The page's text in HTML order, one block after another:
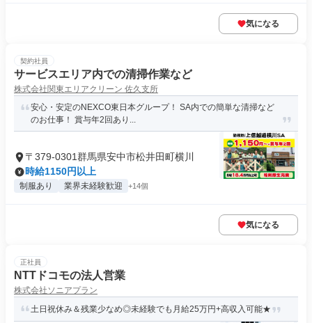
気になる
契約社員
サービスエリア内での清掃作業など
株式会社関東エリアクリーン 佐久支所
安心・安定のNEXCO東日本グループ！ SA内での簡単な清掃など
のお仕事！ 賞与年2回あり...
〒379-0301群馬県安中市松井田町横川
時給1150円以上
制服あり 業界未経験歓迎 +14個
気になる
正社員
NTTドコモの法人営業
株式会社ソニアプラン
土日祝休み＆残業少なめ◎未経験でも月給25万円+高収入可能★